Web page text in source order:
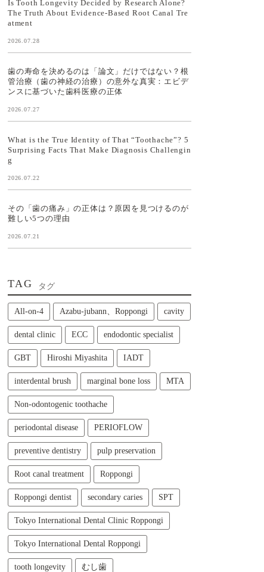
Is Tooth Longevity Decided by Research Alone?
The Truth About Evidence-Based Root Canal Tre
atment
2026.07.28
歯の寿命を決めるのは「論文」だけではない？根
管治療（歯の神経の治療）の意外な真実：エビデ
ンスに基づいた歯科医療の正体
2026.07.27
What is the True Identity of That “Toothache”? 5
Surprising Facts That Make Diagnosis Challengin
g
2026.07.22
その「歯の痛み」の正体は？原因を見つけるのが
難しい5つの理由
2026.07.21
TAG タグ
All‑on‑4 Azabu-jubann、Roppongi cavity
dental clinic ECC endodontic specialist
GBT Hiroshi Miyashita IADT
interdental brush marginal bone loss MTA
Non-odontogenic toothache
periodontal disease PERIOFLOW
preventive dentistry pulp preservation
Root canal treatment Roppongi
Roppongi dentist secondary caries SPT
Tokyo International Dental Clinic Roppongi
Tokyo International Dental Roppongi
tooth longevity むし歯